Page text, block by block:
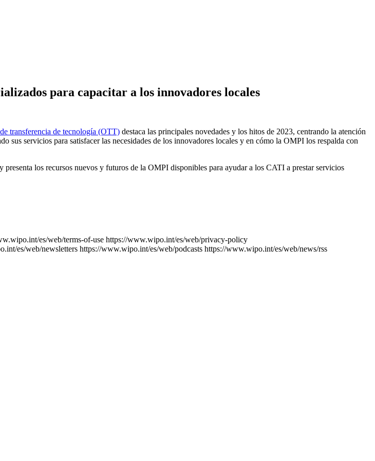
para capacitar a los innovadores locales
transferencia de tecnología (OTT) destaca las principales novedades y los hitos de 2023, centrando la atención
sus servicios para satisfacer las necesidades de los innovadores locales y en cómo la OMPI los respalda con
los recursos nuevos y futuros de la OMPI disponibles para ayudar a los CATI a prestar servicios
es/web/terms-of-use https://www.wipo.int/es/web/privacy-policy
es/web/newsletters https://www.wipo.int/es/web/podcasts https://www.wipo.int/es/web/news/rss